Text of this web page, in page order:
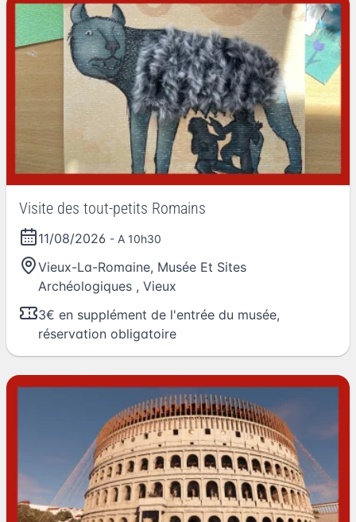
Visite des tout-petits Romains
11/08/2026 - A 10h30
Vieux-La-Romaine, Musée Et Sites
Archéologiques , Vieux
3€ en supplément de l'entrée du musée,
réservation obligatoire